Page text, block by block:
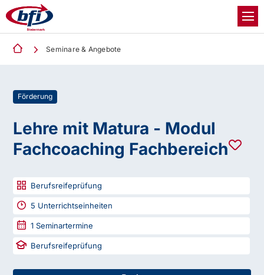
Seminare & Angebote
Förderung
Lehre mit Matura - Modul
Fachcoaching Fachbereich
Berufsreifeprüfung
5 Unterrichtseinheiten
1 Seminartermine
Berufsreifeprüfung